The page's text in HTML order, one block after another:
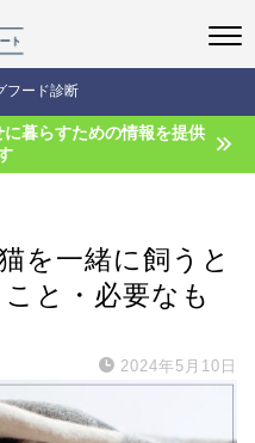
フード診断
暮らすための情報を提供
を一緒に飼うと
と・必要なも
2024年5月10日